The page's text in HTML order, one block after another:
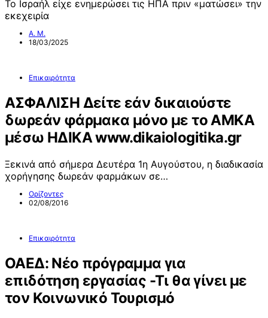
Το Ισραήλ είχε ενημερώσει τις ΗΠΑ πριν «ματώσει» την
εκεχειρία
Α. Μ.
18/03/2025
Επικαιρότητα
ΑΣΦΑΛΙΣΗ Δείτε εάν δικαιούστε
δωρεάν φάρμακα μόνο με το ΑΜΚΑ
μέσω ΗΔΙΚΑ www.dikaiologitika.gr
Ξεκινά από σήμερα Δευτέρα 1η Αυγούστου, η διαδικασία
χορήγησης δωρεάν φαρμάκων σε…
Ορίζοντες
02/08/2016
Επικαιρότητα
ΟΑΕΔ: Νέο πρόγραμμα για
επιδότηση εργασίας -Τι θα γίνει με
τον Κοινωνικό Τουρισμό